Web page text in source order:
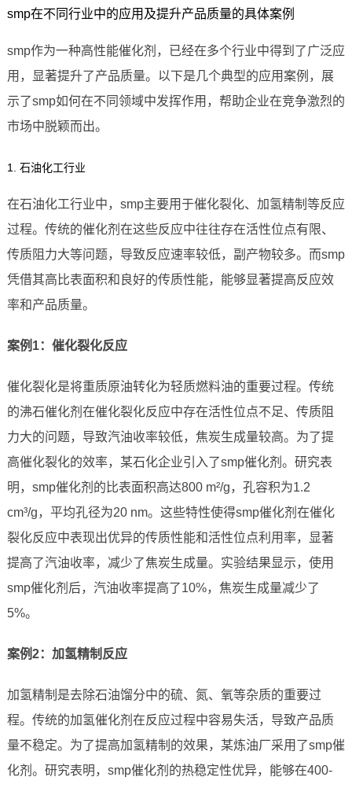
smp在不同行业中的应用及提升产品质量的具体案例
smp作为一种高性能催化剂，已经在多个行业中得到了广泛应
用，显著提升了产品质量。以下是几个典型的应用案例，展
示了smp如何在不同领域中发挥作用，帮助企业在竞争激烈的
市场中脱颖而出。
1. 石油化工行业
在石油化工行业中，smp主要用于催化裂化、加氢精制等反应
过程。传统的催化剂在这些反应中往往存在活性位点有限、
传质阻力大等问题，导致反应速率较低，副产物较多。而smp
凭借其高比表面积和良好的传质性能，能够显著提高反应效
率和产品质量。
案例1：催化裂化反应
催化裂化是将重质原油转化为轻质燃料油的重要过程。传统
的沸石催化剂在催化裂化反应中存在活性位点不足、传质阻
力大的问题，导致汽油收率较低，焦炭生成量较高。为了提
高催化裂化的效率，某石化企业引入了smp催化剂。研究表
明，smp催化剂的比表面积高达800 m²/g，孔容积为1.2
cm³/g，平均孔径为20 nm。这些特性使得smp催化剂在催化
裂化反应中表现出优异的传质性能和活性位点利用率，显著
提高了汽油收率，减少了焦炭生成量。实验结果显示，使用
smp催化剂后，汽油收率提高了10%，焦炭生成量减少了
5%。
案例2：加氢精制反应
加氢精制是去除石油馏分中的硫、氮、氧等杂质的重要过
程。传统的加氢催化剂在反应过程中容易失活，导致产品质
量不稳定。为了提高加氢精制的效果，某炼油厂采用了smp催
化剂。研究表明，smp催化剂的热稳定性优异，能够在400-